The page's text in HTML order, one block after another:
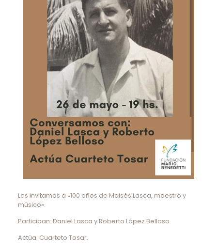
Les invitamos a «100 años de Moisés Lasca, maestro y
músico».
Participan: Daniel Lasca y Roberto López Belloso.
Actúa: Cuarteto Tosar.